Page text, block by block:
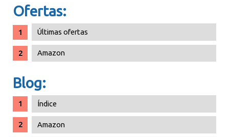
Ofertas:
Últimas ofertas
Amazon
Blog:
Índice
Amazon